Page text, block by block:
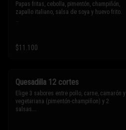
Papas fritas, cebolla, pimentón, champiñón,
zapallo italiano, salsa de soya y huevo frito.
Sólo puedes solicitar eliminar un
ingrediente.
$11.100
Quesadilla 12 cortes
Elige 3 sabores entre pollo, carne, camarón y
vegetariana (pimentón-champiñon) y 2
salsas.